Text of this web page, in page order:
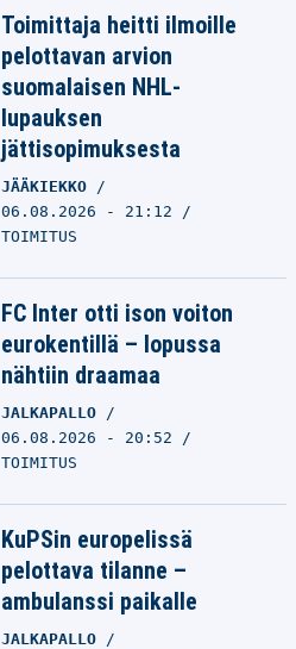
Toimittaja heitti ilmoille
pelottavan arvion
suomalaisen NHL-
lupauksen
jättisopimuksesta
JÄÄKIEKKO
06.08.2026 - 21:12
TOIMITUS
FC Inter otti ison voiton
eurokentillä – lopussa
nähtiin draamaa
JALKAPALLO
06.08.2026 - 20:52
TOIMITUS
KuPSin europelissä
pelottava tilanne –
ambulanssi paikalle
JALKAPALLO